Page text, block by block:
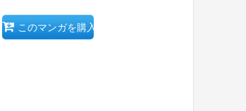
このマンガを購入